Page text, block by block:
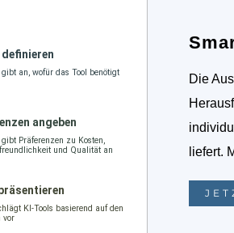
Die
liefert.